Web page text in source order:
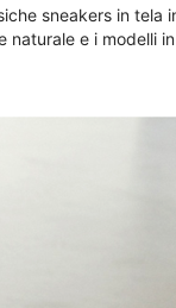
sneakers in tela
e i modelli